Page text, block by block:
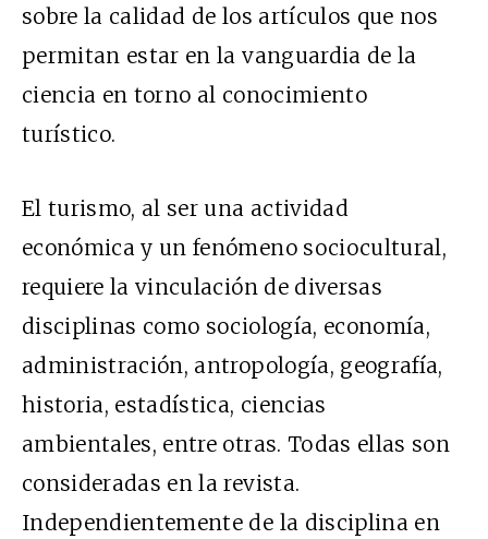
sobre la calidad de los artículos que nos
permitan estar en la vanguardia de la
ciencia en torno al conocimiento
turístico.
El turismo, al ser una actividad
económica y un fenómeno sociocultural,
requiere la vinculación de diversas
disciplinas como sociología, economía,
administración, antropología, geografía,
historia, estadística, ciencias
ambientales, entre otras. Todas ellas son
consideradas en la revista.
Independientemente de la disciplina en